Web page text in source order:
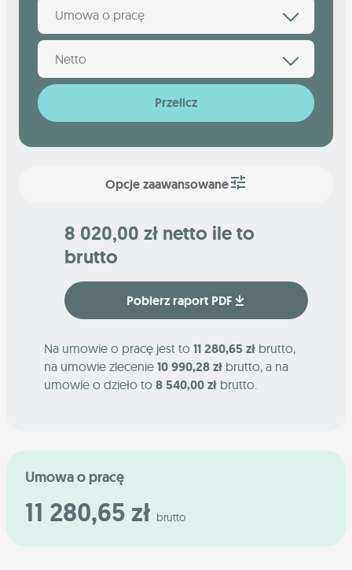
Umowa o pracę
Netto
Przelicz
Opcje zaawansowane
8 020,00 zł netto ile to
brutto
Pobierz raport PDF
Na umowie o pracę jest to 11 280,65 zł brutto,
na umowie zlecenie 10 990,28 zł brutto, a na
umowie o dzieło to 8 540,00 zł brutto.
Umowa o pracę
11 280,65 zł brutto